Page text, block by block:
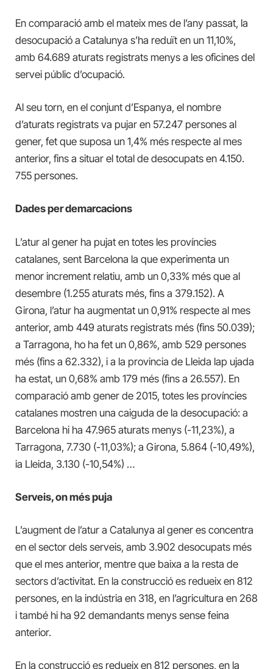
En comparació amb el mateix mes de l’any passat, la
desocupació a Catalunya s’ha reduït en un 11,10%,
amb 64.689 aturats registrats menys a les oficines del
servei públic d’ocupació.
Al seu torn, en el conjunt d’Espanya, el nombre
d’aturats registrats va pujar en 57.247 persones al
gener, fet que suposa un 1,4% més respecte al mes
anterior, fins a situar el total de desocupats en 4.150.
755 persones.
Dades per demarcacions
L’atur al gener ha pujat en totes les províncies
catalanes, sent Barcelona la que experimenta un
menor increment relatiu, amb un 0,33% més que al
desembre (1.255 aturats més, fins a 379.152). A
Girona, l’atur ha augmentat un 0,91% respecte al mes
anterior, amb 449 aturats registrats més (fins 50.039);
a Tarragona, ho ha fet un 0,86%, amb 529 persones
més (fins a 62.332), i a la provincia de Lleida lap ujada
ha estat, un 0,68% amb 179 més (fins a 26.557). En
comparació amb gener de 2015, totes les províncies
catalanes mostren una caiguda de la desocupació: a
Barcelona hi ha 47.965 aturats menys (-11,23%), a
Tarragona, 7.730 (-11,03%); a Girona, 5.864 (-10,49%),
ia Lleida, 3.130 (-10,54%) …
Serveis, on més puja
L’augment de l’atur a Catalunya al gener es concentra
en el sector dels serveis, amb 3.902 desocupats més
que el mes anterior, mentre que baixa a la resta de
sectors d’activitat. En la construcció es redueix en 812
persones, en la indústria en 318, en l’agricultura en 268
i també hi ha 92 demandants menys sense feina
anterior.
En la construcció es redueix en 812 persones, en la